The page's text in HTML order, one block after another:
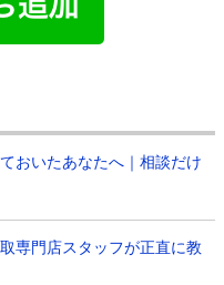
おいたあなたへ｜相談だけ
専門店スタッフが正直に教